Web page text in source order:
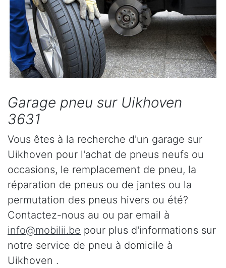
Garage pneu sur Uikhoven
3631
Vous êtes à la recherche d'un garage sur
Uikhoven pour l'achat de pneus neufs ou
occasions, le remplacement de pneu, la
réparation de pneus ou de jantes ou la
permutation des pneus hivers ou été?
Contactez-nous au ou par email à
info@mobilii.be pour plus d'informations sur
notre service de pneu à domicile à
Uikhoven .